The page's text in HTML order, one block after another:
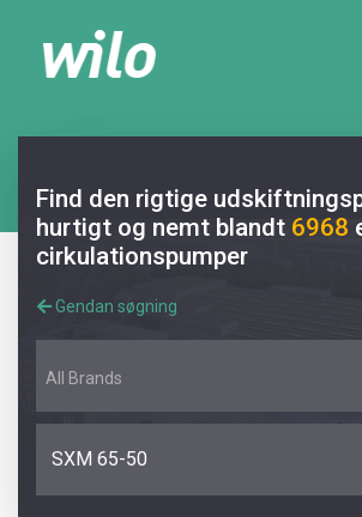
Find den rigtige
hurtigt og nemt blandt 6968
cirkulationspumper
Gendan søgning
All Brands
SXM 65-50